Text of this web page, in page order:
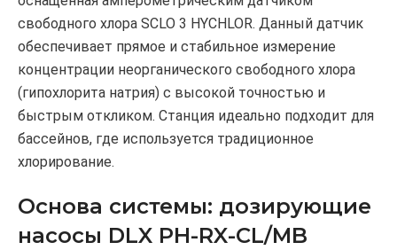
свободного хлора SCLO 3 HYCHLOR. Данный датчик
обеспечивает прямое и стабильное измерение
концентрации неорганического свободного хлора
(гипохлорита натрия) с высокой точностью и
быстрым откликом. Станция идеально подходит для
бассейнов, где используется традиционное
хлорирование.
Основа системы: дозирующие
насосы DLX PH-RX-CL/MB